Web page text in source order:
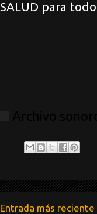
SALUD para
Entrada más reciente